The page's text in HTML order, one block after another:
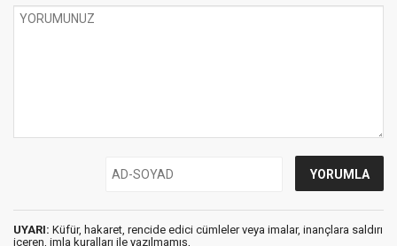
UYARI: Küfür, hakaret, rencide edici cümleler veya imalar, inançlara saldırı
içeren, imla kuralları ile yazılmamış,